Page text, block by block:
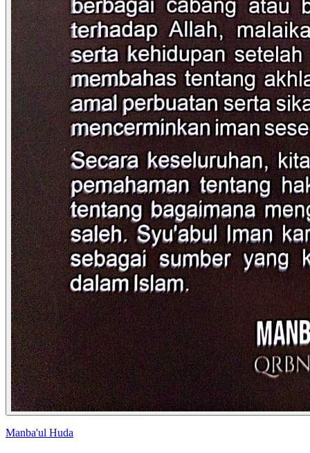
Manba'ul Huda